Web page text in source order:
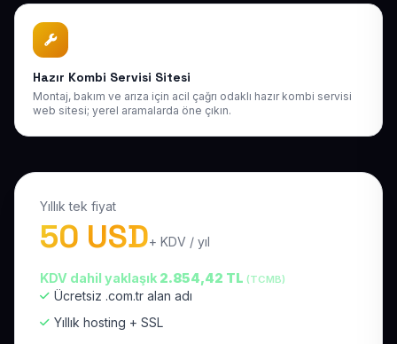
Hazır Kombi Servisi Sitesi
Montaj, bakım ve arıza için acil çağrı odaklı hazır kombi servisi
web sitesi; yerel aramalarda öne çıkın.
Yıllık tek fiyat
50 USD+ KDV / yıl
KDV dahil yaklaşık 2.854,42 TL (TCMB)
Ücretsiz .com.tr alan adı
Yıllık hosting + SSL